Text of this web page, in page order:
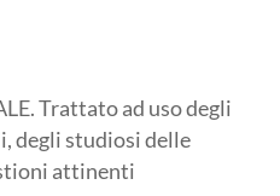
Trattato ad uso degli
degli studiosi delle
attinenti